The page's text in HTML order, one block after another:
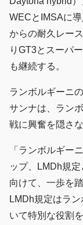
WECとIMSAに
からの耐久レー
りGT3とスーパ
も継続する。
ランボルギーニ
サンナは、ラン
戦に興奮を隠さな
「ランボルギー
ップ、LMDh規
向けて、一歩を
LMDh規定はラ
いて特別な役割